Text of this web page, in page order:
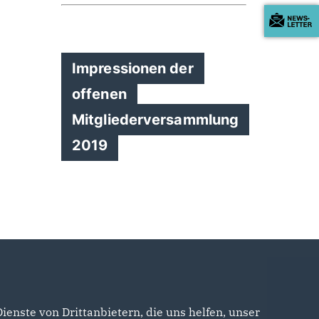
Impressionen der
offenen
Mitgliederversammlung
2019
von Drittanbietern, die uns helfen, unser